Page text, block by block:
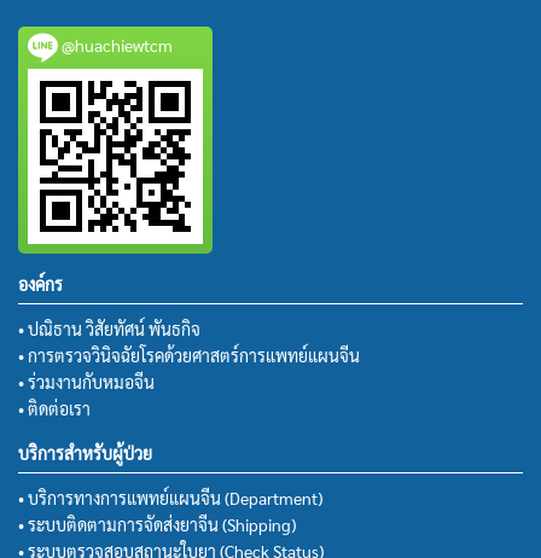
@huachiewtcm
องค์กร
• ปณิธาน วิสัยทัศน์ พันธกิจ
• การตรวจวินิจฉัยโรคด้วยศาสตร์การแพทย์แผนจีน
• ร่วมงานกับหมอจีน
• ติดต่อเรา
บริการสำหรับผู้ป่วย
• บริการทางการแพทย์แผนจีน (Department)
• ระบบติดตามการจัดส่งยาจีน (Shipping)
• ระบบตรวจสอบสถานะใบยา (Check Status)